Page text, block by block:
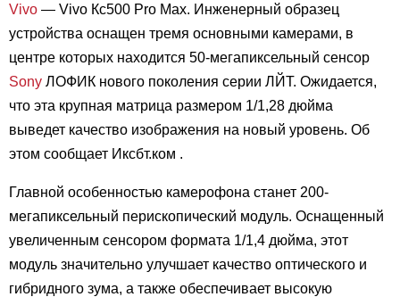
Vivo — Vivo Кс500 Pro Max. Инженерный образец
устройства оснащен тремя основными камерами, в
центре которых находится 50-мегапиксельный сенсор
Sony ЛОФИК нового поколения серии ЛЙТ. Ожидается,
что эта крупная матрица размером 1/1,28 дюйма
выведет качество изображения на новый уровень. Об
этом сообщает Иксбт.ком .
Главной особенностью камерофона станет 200-
мегапиксельный перископический модуль. Оснащенный
увеличенным сенсором формата 1/1,4 дюйма, этот
модуль значительно улучшает качество оптического и
гибридного зума, а также обеспечивает высокую